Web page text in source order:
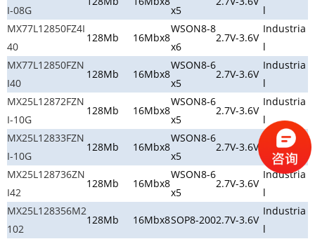
I-08G x5
l
MX77L12850FZ4I
40
128Mb 16Mbx8
WSON8-8
x6
2.7V-3.6V
Industria
l
MX77L12850FZN
I40
128Mb 16Mbx8
WSON8-6
x5
2.7V-3.6V
Industria
l
MX25L12872FZN
I-10G
128Mb 16Mbx8
WSON8-6
x5
2.7V-3.6V
Industria
l
MX25L12833FZN
I-10G
128Mb 16Mbx8
WSON8-6
x5
2.7V-3.6V
Industria
MX25L128736ZN
I42
128Mb 16Mbx8
WSON8-6
x5
2.7V-3.6V
Industria
l
MX25L128356M2
102
128Mb 16Mbx8SOP8-2002.7V-3.6V
Industria
l